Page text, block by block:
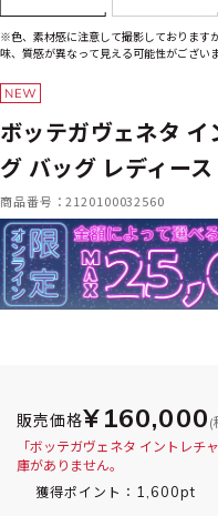
※色、素材感に注意して撮影しております
味、質感が異なって見える可能性がございま
ボッテガヴェネタ
グ バッグ レディース
商品番号：2120100032560
販売価格¥160,000 (
「ボッテガヴェネタ イントレチ
庫がありません。
獲得ポイント： 1,600pt